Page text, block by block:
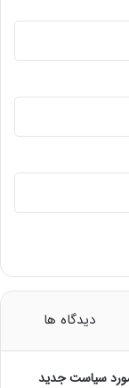
دیدگاه ها
سیاست جدید